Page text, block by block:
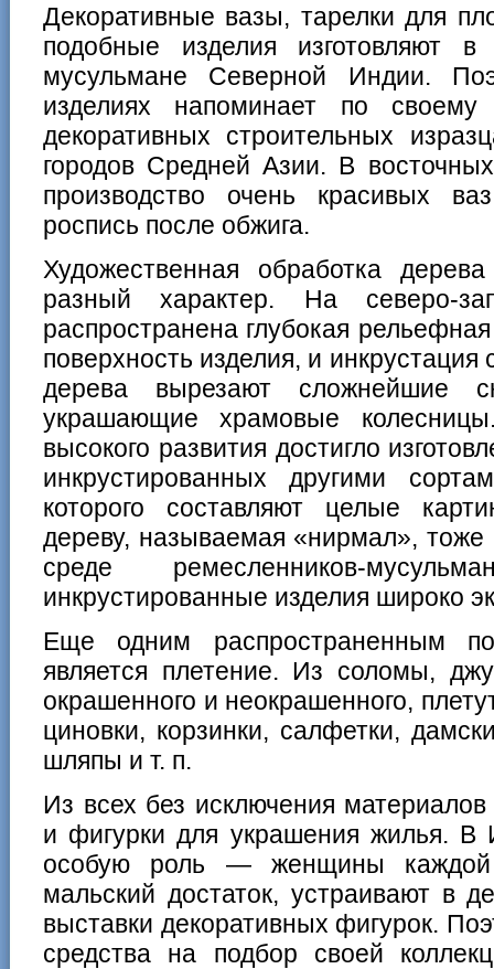
Декоративные вазы, тарелки для
подобные изделия изготовляют
мусульмане Северной Индии.
изделиях напоминает по
декоративных строительных
городов Средней Азии. В
производство очень красивых
роспись после обжига.
Художественная обработка
разный характер. На северо-
распространена глубокая
поверхность изделия, и
дерева вырезают сложнейшие
украшающие храмовые
высокого развития достигло
инкрустированных другими
которого составляют целые
дереву, называемая «нирмал»,
среде ремесленников-
инкрустированные изделия широко
Еще одним распространенным
является плетение. Из соломы,
окрашенного и неокрашенного,
циновки, корзинки, салфетки,
шляпы и т. п.
Из всех без исключения
и фигурки для украшения жилья. В
особую роль — женщины
мальский достаток, устраивают в
выставки декоративных фигурок.
средства на подбор своей